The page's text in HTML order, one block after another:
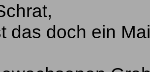
das doch ein